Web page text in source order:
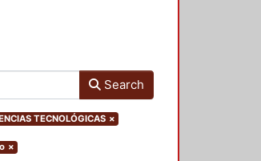
Search
TECNOLÓGICAS ×
×